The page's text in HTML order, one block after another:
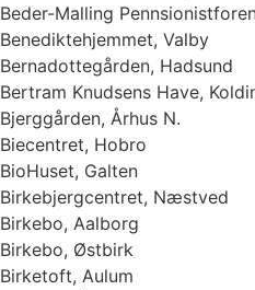
Beder-Malling
Benediktehjemmet, Valby
Bernadottegården, Hadsund
Bertram Knudsens Have,
Bjerggården, Århus N.
Biecentret, Hobro
BioHuset, Galten
Birkebjergcentret, Næstved
Birkebo, Aalborg
Birkebo, Østbirk
Birketoft, Aulum